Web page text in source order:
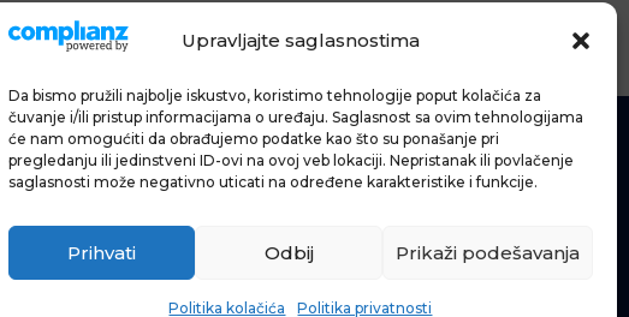
Upravljajte saglasnostima
Da bismo pružili najbolje iskustvo, koristimo tehnologije poput kolačića za
čuvanje i/ili pristup informacijama o uređaju. Saglasnost sa ovim tehnologijama
će nam omogućiti da obrađujemo podatke kao što su ponašanje pri
pregledanju ili jedinstveni ID-ovi na ovoj veb lokaciji. Nepristanak ili povlačenje
saglasnosti može negativno uticati na određene karakteristike i funkcije.
Prihvati Odbij Prikaži podešavanja
Politika kolačića Politika privatnosti
SHOPPING
FOOD &